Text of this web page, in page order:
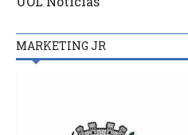
MARKETING JR